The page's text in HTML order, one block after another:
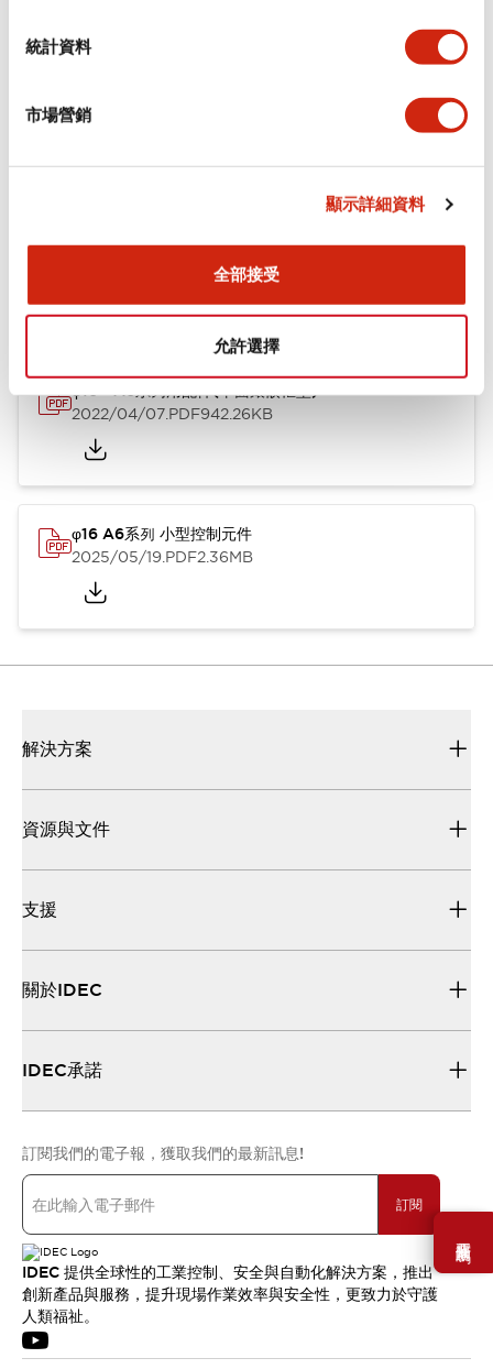
統計資料
市場營銷
顯示詳細資料
全部接受
允許選擇
需要幫助嗎？
機械規格
型錄和宣傳手冊 CAD檔 認證與標準 技術文件
φ16 A6系列用配件(平面鑲嵌框型)
2022/04/07.PDF942.26KB
φ16 A6系列 小型控制元件
2025/05/19.PDF2.36MB
解決方案
資源與文件
支援
關於IDEC
IDEC承諾
訂閱我們的電子報，獲取我們的最新訊息!
訂閱
IDEC 提供全球性的工業控制、安全與自動化解決方案，推出
創新產品與服務，提升現場作業效率與安全性，更致力於守護
人類福祉。